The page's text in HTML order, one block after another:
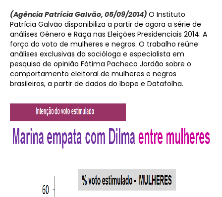
(Agência Patrícia Galvão, 05/09/2014) O Instituto
Patrícia Galvão disponibiliza a partir de agora a série de
análises Gênero e Raça nas Eleições Presidenciais 2014: A
força do voto de mulheres e negros. O trabalho reúne
análises exclusivas da socióloga e especialista em
pesquisa de opinião Fátima Pacheco Jordão sobre o
comportamento eleitoral de mulheres e negros
brasileiros, a partir de dados do Ibope e Datafolha.